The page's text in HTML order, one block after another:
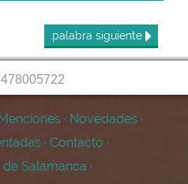
palabra siguiente
Menciones · Novedades ·
· Contacto ·
Salamanca ·